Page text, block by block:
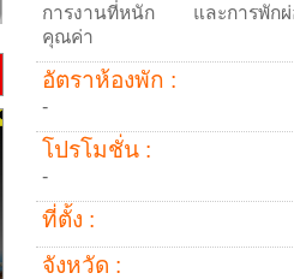
การงานที่หนัก และการพักผ่
คุณค่า
อัตราห้องพัก :
-
โปรโมชั่น :
-
ที่ตั้ง :
จังหวัด :